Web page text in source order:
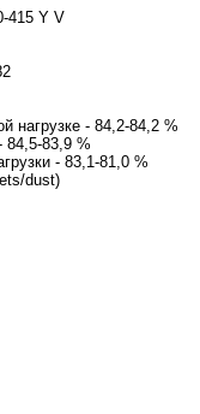
415 Y V
A
- 0,87-0,82
м
нагрузке - 84,2-84,2 %
84,5-83,9 %
- 83,1-81,0 %
dust)
85U05906